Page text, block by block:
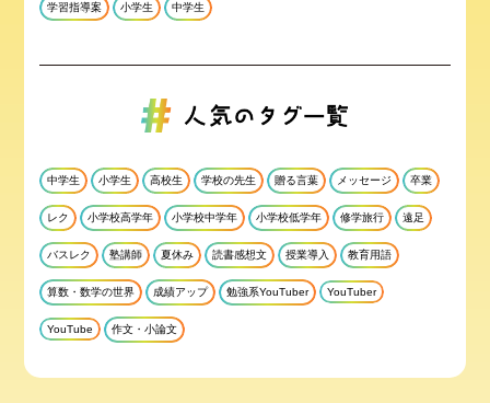
学習指導案 小学生 中学生
中学生 小学生 高校生 学校の先生 贈る言葉 メッセージ 卒業
レク 小学校高学年 小学校中学年 小学校低学年 修学旅行 遠足
バスレク 塾講師 夏休み 読書感想文 授業導入 教育用語
算数・数学の世界 成績アップ 勉強系YouTuber YouTuber
YouTube 作文・小論文